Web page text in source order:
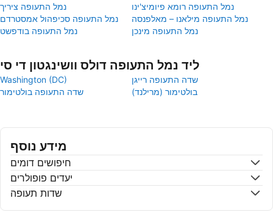
נמל התעופה ציריך
נמל התעופה רומא פיומיצ'ינו
נמל התעופה סכיפהול אמסטרדם
נמל התעופה מילאנו – מאלפנסה
נמל התעופה בודפשט
נמל התעופה מינכן
ליד נמל התעופה דולס וושינגטון די סי
Washington (DC)
שדה התעופה רייגן
שדה התעופה בולטימור
בולטימור (מרילנד)
מידע נוסף
חיפושים דומים
יעדים פופולרים
שדות תעופה